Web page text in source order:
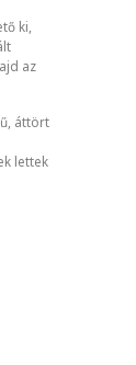
ki,
az
áttört
lettek